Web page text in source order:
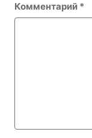
Комментарий *